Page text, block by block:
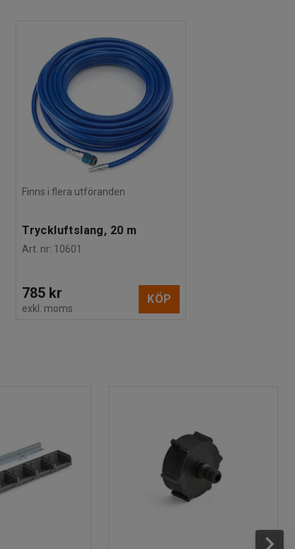
Finns i flera utföranden
Tryckluftslang, 20 m
Art. nr: 10601
785 kr
exkl. moms
KÖP